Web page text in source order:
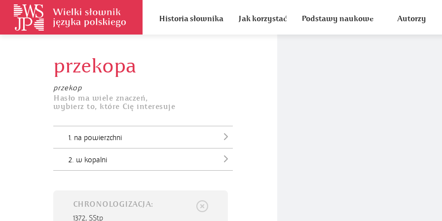
Historia słownika Jak korzystać Podstawy naukowe Autorzy
przekopa
przekop
Hasło ma wiele znaczeń,
wybierz to, które Cię interesuje
1. na powierzchni
2. w kopalni
CHRONOLOGIZACJA:
1372, SStp